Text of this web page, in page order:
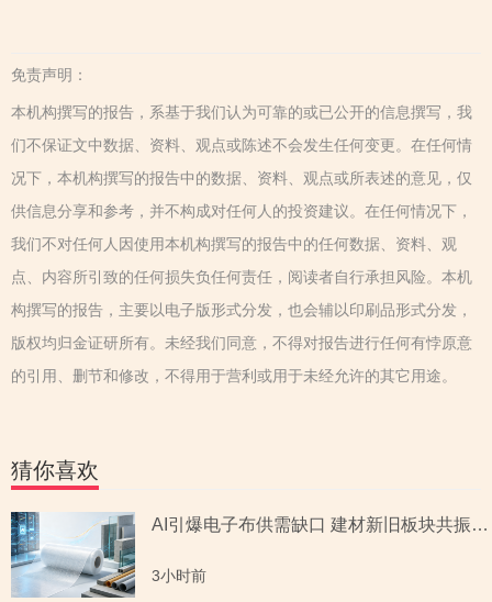
免责声明：
本机构撰写的报告，系基于我们认为可靠的或已公开的信息撰写，我
们不保证文中数据、资料、观点或陈述不会发生任何变更。在任何情
况下，本机构撰写的报告中的数据、资料、观点或所表述的意见，仅
供信息分享和参考，并不构成对任何人的投资建议。在任何情况下，
我们不对任何人因使用本机构撰写的报告中的任何数据、资料、观
点、内容所引致的任何损失负任何责任，阅读者自行承担风险。本机
构撰写的报告，主要以电子版形式分发，也会辅以印刷品形式分发，
版权均归金证研所有。未经我们同意，不得对报告进行任何有悖原意
的引用、删节和修改，不得用于营利或用于未经允许的其它用途。
猜你喜欢
AI引爆电子布供需缺口 建材新旧板块共振回暖
3小时前